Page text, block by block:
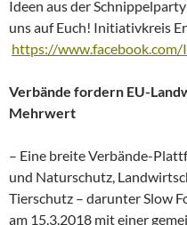
Ideen aus der
uns auf Euch! Initiativkreis
https://
Verbände fordern EU-
Mehrwert
– Eine breite Verbände-
und Naturschutz,
Tierschutz – darunter Slow
am 15.3.2018 mit einer